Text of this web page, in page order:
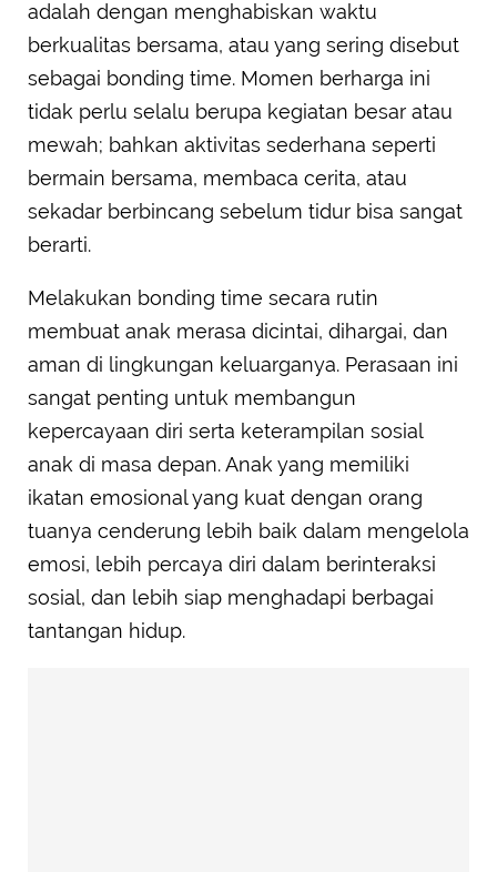
adalah dengan menghabiskan waktu
berkualitas bersama, atau yang sering disebut
sebagai bonding time. Momen berharga ini
tidak perlu selalu berupa kegiatan besar atau
mewah; bahkan aktivitas sederhana seperti
bermain bersama, membaca cerita, atau
sekadar berbincang sebelum tidur bisa sangat
berarti.
Melakukan bonding time secara rutin
membuat anak merasa dicintai, dihargai, dan
aman di lingkungan keluarganya. Perasaan ini
sangat penting untuk membangun
kepercayaan diri serta keterampilan sosial
anak di masa depan. Anak yang memiliki
ikatan emosional yang kuat dengan orang
tuanya cenderung lebih baik dalam mengelola
emosi, lebih percaya diri dalam berinteraksi
sosial, dan lebih siap menghadapi berbagai
tantangan hidup.